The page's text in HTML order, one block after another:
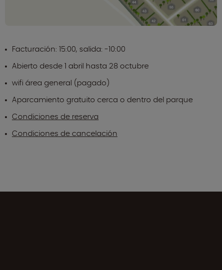
Facturación: 15:00, salida: -10:00
Abierto desde 1 abril hasta 28 octubre
wifi área general (pagado)
Aparcamiento gratuito cerca o dentro del parque
Condiciones de reserva
Condiciones de cancelación